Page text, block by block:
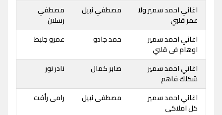
اغاني احمد سمير ولا
عمر قلبي
مصطفي نبيل
مصطفي
رسلان
اغاني احمد سمير
اوهام فى قلبي
حمد جادو عمرو جلبط
اغاني احمد سمير
شكلك فاهم
صابر كمال نادر نور
اغاني احمد سمير
كل املاكى
مصطفى نبيل رامى رأفت